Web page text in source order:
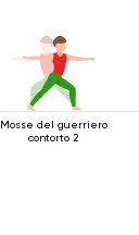
Mosse del guerriero
contorto 2